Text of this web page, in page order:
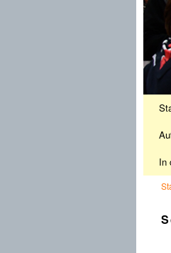
In